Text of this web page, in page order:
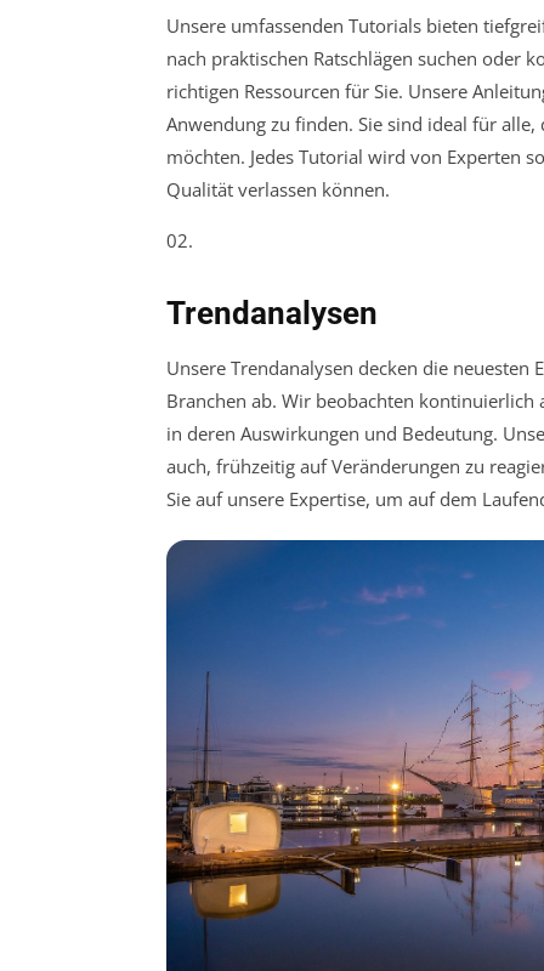
Unsere umfassenden Tutorials bieten
nach praktischen Ratschlägen suchen oder
richtigen Ressourcen für Sie. Unsere
Anwendung zu finden. Sie sind ideal für
möchten. Jedes Tutorial wird von Experten
Qualität verlassen können.
02.
Trendanalysen
Unsere Trendanalysen decken die
Branchen ab. Wir beobachten
in deren Auswirkungen und Bedeutung.
auch, frühzeitig auf Veränderungen zu
Sie auf unsere Expertise, um auf dem